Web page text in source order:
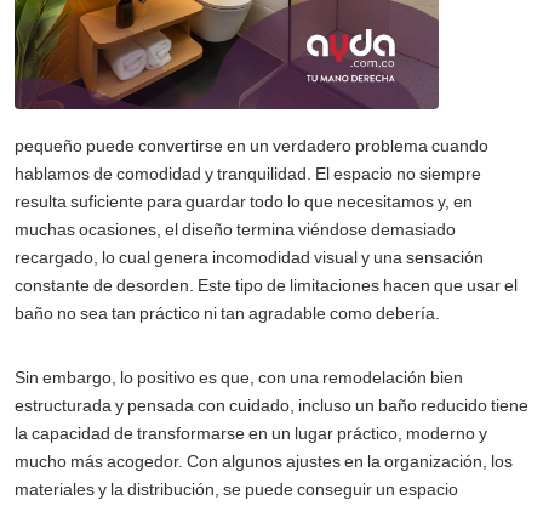
pequeño puede convertirse en un verdadero problema cuando
hablamos de comodidad y tranquilidad. El espacio no siempre
resulta suficiente para guardar todo lo que necesitamos y, en
muchas ocasiones, el diseño termina viéndose demasiado
recargado, lo cual genera incomodidad visual y una sensación
constante de desorden. Este tipo de limitaciones hacen que usar el
baño no sea tan práctico ni tan agradable como debería.
Sin embargo, lo positivo es que, con una remodelación bien
estructurada y pensada con cuidado, incluso un baño reducido tiene
la capacidad de transformarse en un lugar práctico, moderno y
mucho más acogedor. Con algunos ajustes en la organización, los
materiales y la distribución, se puede conseguir un espacio